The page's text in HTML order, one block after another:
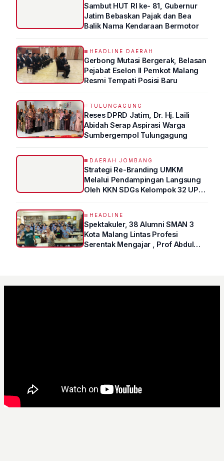
Sambut HUT RI ke- 81, Gubernur
Jatim Bebaskan Pajak dan Bea
Balik Nama Kendaraan Bermotor
HEADLINE DAERAH
Gerbong Mutasi Bergerak, Belasan
Pejabat Eselon II Pemkot Malang
Resmi Tempati Posisi Baru
TULUNGAGUNG
Reses DPRD Jatim, Dr. Hj. Laili
Abidah Serap Aspirasi Warga
Sumbergempol Tulungagung
DAERAH JOMBANG
Strategi Re-Branding UMKM
Melalui Pendampingan Langsung
Oleh KKN SDGs Kelompok 32 UPN
HEADLINE
Spektakuler, 38 Alumni SMAN 3
Kota Malang Lintas Profesi
Serentak Mengajar , Prof Abdul